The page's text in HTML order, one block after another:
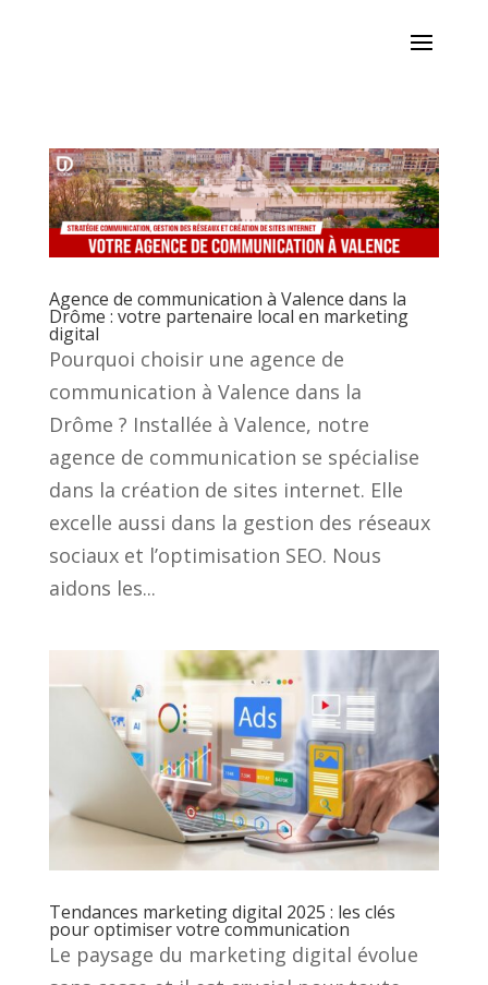
Agence de communication à Valence dans la
Drôme : votre partenaire local en marketing
digital
Pourquoi choisir une agence de
communication à Valence dans la
Drôme ? Installée à Valence, notre
agence de communication se spécialise
dans la création de sites internet. Elle
excelle aussi dans la gestion des réseaux
sociaux et l’optimisation SEO. Nous
aidons les...
Tendances marketing digital 2025 : les clés
pour optimiser votre communication
Le paysage du marketing digital évolue